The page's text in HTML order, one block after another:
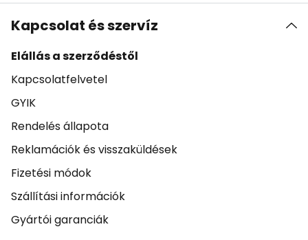
Kapcsolat és szervíz
Elállás a szerződéstől
Kapcsolatfelvetel
GYIK
Rendelés állapota
Reklamációk és visszaküldések
Fizetési módok
Szállítási információk
Gyártói garanciák